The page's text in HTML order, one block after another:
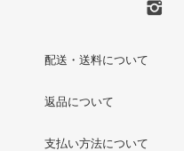
配送・送料について
返品について
支払い方法について